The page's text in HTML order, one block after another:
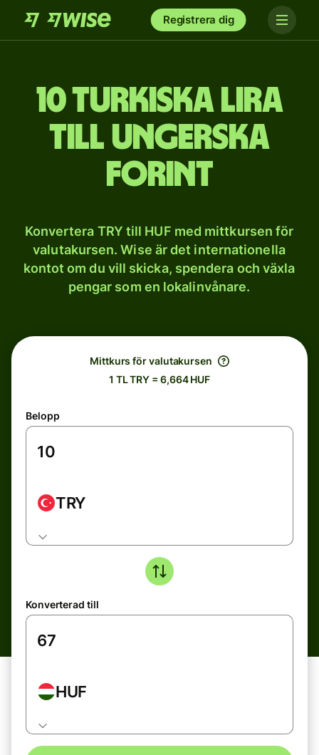
Registrera dig
10 turkiska lira
till ungerska
forint
Konvertera TRY till HUF med mittkursen för
valutakursen. Wise är det internationella
kontot om du vill skicka, spendera och växla
pengar som en lokalinvånare.
Mittkurs för valutakursen
1 TL TRY = 6,664 HUF
Belopp
TRY
Konverterad till
HUF